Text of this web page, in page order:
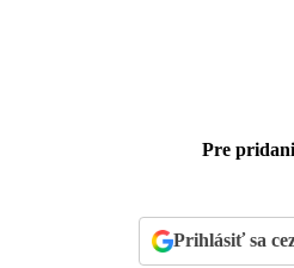
Pre
Prihlásiť sa